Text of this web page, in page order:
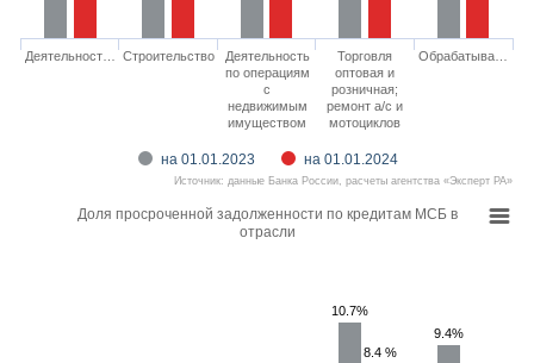
на 01.01.2023 на 01.01.2024
Деятельност… Строительство
Деятельность
по операциям
с
недвижимым
имуществом
Торговля
оптовая и
розничная;
ремонт а/с и
мотоциклов
Обрабатыва…
Источник: данные Банка России, расчеты агентства «Эксперт РА»
Доля просроченной задолженности по кредитам МСБ в
отрасли
10.7%
9.4%
8.4 %